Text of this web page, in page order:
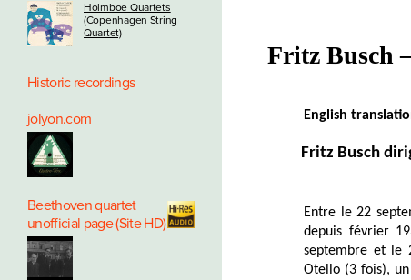
Holmboe Quartets
(Copenhagen String
Quartet)
Historic recordings
jolyon.com
Beethoven quartet
unofficial page (Site HD)
Fritz Busch
English
Fritz Busch
Entre le 22
depuis février
septembre et le
Otello (3 fois),